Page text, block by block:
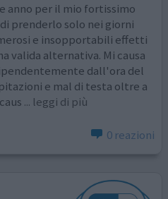
anno per il mio fortissimo
prenderlo solo nei giorni
e insopportabili effetti
valida alternativa. Mi causa
dall'ora del
e mal di testa oltre a
... leggi di più
0 reazioni